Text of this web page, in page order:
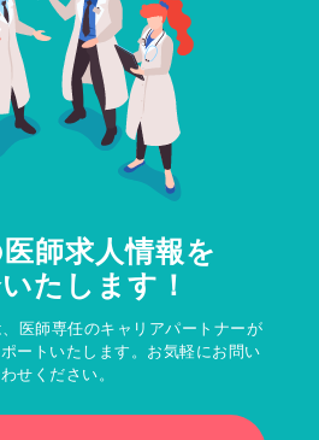
師求人情報を
たします！
医師専任のキャリアパートナーが
ートいたします。お気軽にお問い
せください。